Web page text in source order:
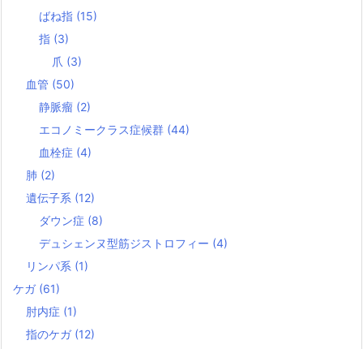
ばね指 (15)
指 (3)
爪 (3)
血管 (50)
静脈瘤 (2)
エコノミークラス症候群 (44)
血栓症 (4)
肺 (2)
遺伝子系 (12)
ダウン症 (8)
デュシェンヌ型筋ジストロフィー (4)
リンパ系 (1)
ケガ (61)
肘内症 (1)
指のケガ (12)